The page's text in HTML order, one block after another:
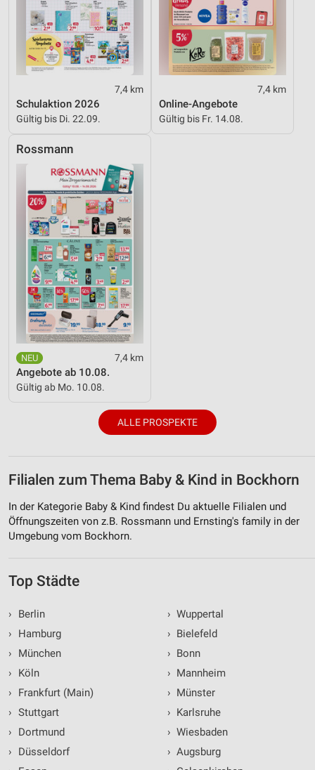
7,4 km
Schulaktion 2026
Gültig bis Di. 22.09.
7,4 km
Online-Angebote
Gültig bis Fr. 14.08.
Rossmann
7,4 km
Angebote ab 10.08.
Gültig ab Mo. 10.08.
ALLE PROSPEKTE
Filialen zum Thema Baby & Kind in Bockhorn
In der Kategorie Baby & Kind findest Du aktuelle Filialen und
Öffnungszeiten von z.B. Rossmann und Ernsting's family in der
Umgebung vom Bockhorn.
Top Städte
›
Berlin
›
Hamburg
›
München
›
Köln
›
Frankfurt (Main)
› Stuttgart
›
Dortmund
›
Düsseldorf
› Wuppertal
› Bielefeld
› Bonn
› Mannheim
› Münster
› Karlsruhe
› Wiesbaden
› Augsburg